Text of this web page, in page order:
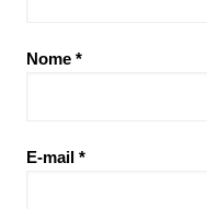
Nome *
E-mail *